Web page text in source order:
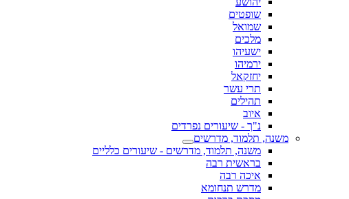
שופטים
שמואל
מלכים
ישעיהו
ירמיהו
יחזקאל
תרי עשר
תהילים
איוב
נ"ך - שיעורים נפרדים
משנה, תלמוד, מדרשים
משנה, תלמוד, מדרשים - שיעורים כלליים
בראשית רבה
איכה רבה
מדרש תנחומא